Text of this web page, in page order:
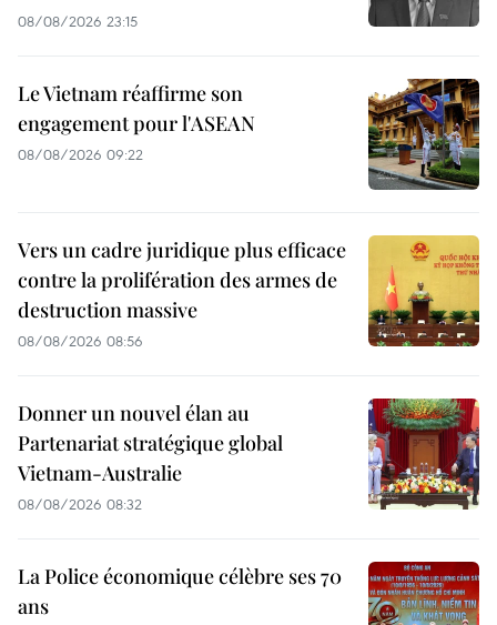
08/08/2026 23:15
Le Vietnam réaffirme son
engagement pour l'ASEAN
08/08/2026 09:22
Vers un cadre juridique plus efficace
contre la prolifération des armes de
destruction massive
08/08/2026 08:56
Donner un nouvel élan au
Partenariat stratégique global
Vietnam-Australie
08/08/2026 08:32
La Police économique célèbre ses 70
ans